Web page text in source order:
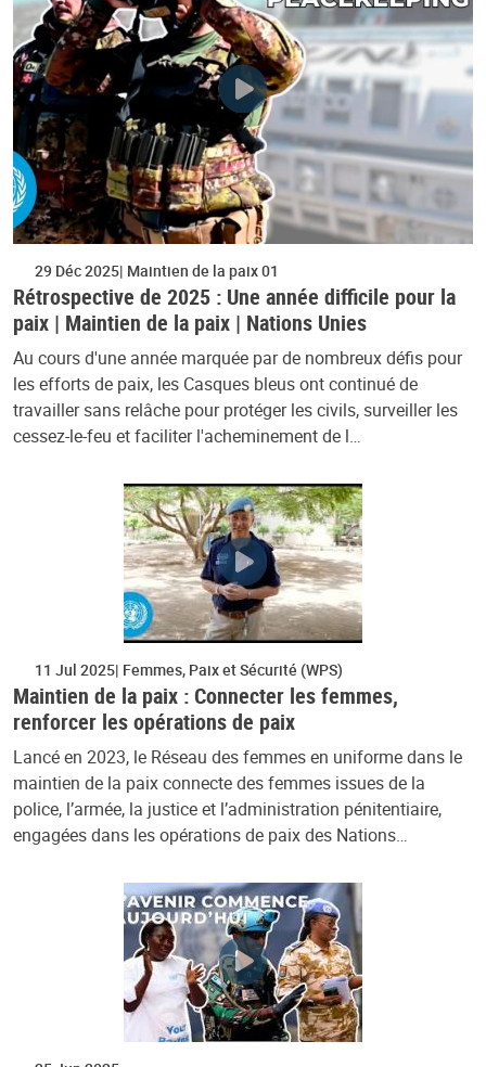
29 Déc 2025 Maintien de la paix 01
Rétrospective de 2025 : Une année difficile pour la
paix | Maintien de la paix | Nations Unies
Au cours d'une année marquée par de nombreux défis pour
les efforts de paix, les Casques bleus ont continué de
travailler sans relâche pour protéger les civils, surveiller les
cessez-le-feu et faciliter l'acheminement de l…
11 Jul 2025 Femmes, Paix et Sécurité (WPS)
Maintien de la paix : Connecter les femmes,
renforcer les opérations de paix
Lancé en 2023, le Réseau des femmes en uniforme dans le
maintien de la paix connecte des femmes issues de la
police, l’armée, la justice et l’administration pénitentiaire,
engagées dans les opérations de paix des Nations…